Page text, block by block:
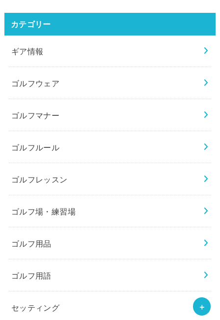
カテゴリー
ギア情報
ゴルフウェア
ゴルフマナー
ゴルフルール
ゴルフレッスン
ゴルフ場・練習場
ゴルフ用品
ゴルフ用語
セッティング